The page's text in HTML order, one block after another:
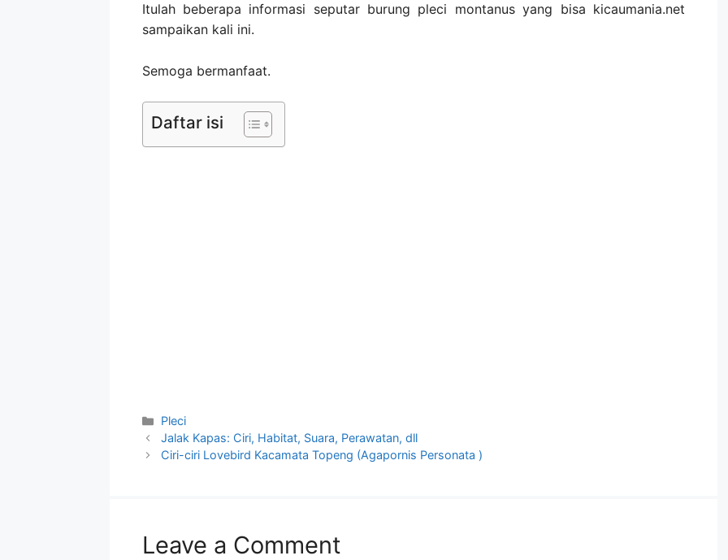
or
Itulah beberapa informasi seputar burung pleci montanus yang bisa kicaumania.net
sampaikan kali ini.
Semoga bermanfaat.
Daftar isi
Categories
Pleci
Jalak Kapas: Ciri, Habitat, Suara, Perawatan, dll
Ciri-ciri Lovebird Kacamata Topeng (Agapornis Personata )
Leave a Comment